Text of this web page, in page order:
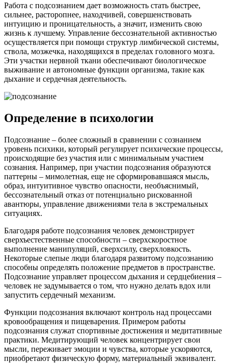
Работа с подсознанием дает возможность стать быстрее,
сильнее, расторопнее, находчивей, совершенствовать
интуицию и проницательность, а значит, изменить свою
жизнь к лучшему. Управление бессознательной активностью
осуществляется при помощи структур лимбической системы,
ствола, мозжечка, находящихся в пределах головного мозга.
Эти участки нервной ткани обеспечивают биологическое
выживание и автономные функции организма, такие как
дыхание и сердечная деятельность.
Определение в психологии
Подсознание – более сложный в сравнении с сознанием
уровень психики, который регулирует психические процессы,
происходящие без участия или с минимальным участием
сознания. Например, при участии подсознания образуются
паттерны – мимолетная, еще не сформировавшаяся мысль,
образ, интуитивное чувство опасности, необъяснимый,
бессознательный отказ от потенциально рискованной
авантюры, управление движениями тела в экстремальных
ситуациях.
Благодаря работе подсознания человек демонстрирует
сверхъестественные способности – сверхскоростное
выполнение манипуляций, сверхсилу, сверхловкость.
Некоторые слепые люди благодаря развитому подсознанию
способны определять положение предметов в пространстве.
Подсознание управляет процессом дыхания и сердцебиения –
человек не задумывается о том, что нужно делать вдох или
запустить сердечный механизм.
Функции подсознания включают контроль над процессами
кровообращения и пищеварения. Примером работы
подсознания служат спортивные достижения и медитативные
практики. Медитирующий человек концентрирует свои
мысли, переживает эмоции и чувства, которые ускоряются,
приобретают физическую форму, материальный эквивалент.